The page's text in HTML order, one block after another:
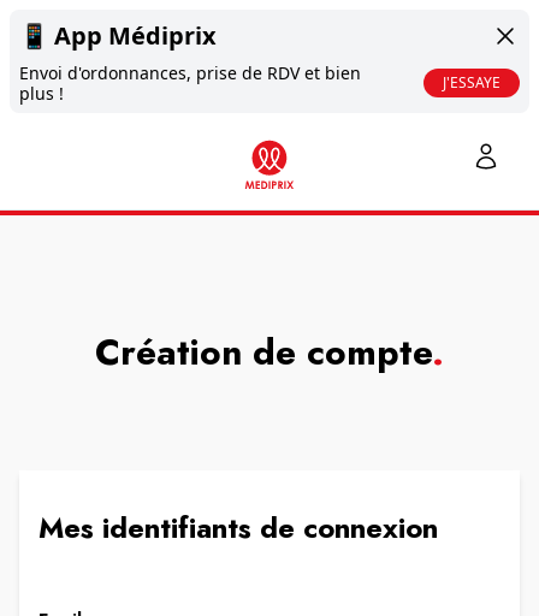
📱 App Médiprix
Envoi d'ordonnances, prise de RDV et bien
plus !
J'ESSAYE
Création de compte.
Mes identifiants de connexion